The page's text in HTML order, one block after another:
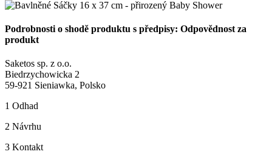
Podrobnosti o shodě produktu s předpisy: Odpovědnost za
produkt
Saketos sp. z o.o.
Biedrzychowicka 2
59-921 Sieniawka, Polsko
1 Odhad
2 Návrhu
3 Kontakt